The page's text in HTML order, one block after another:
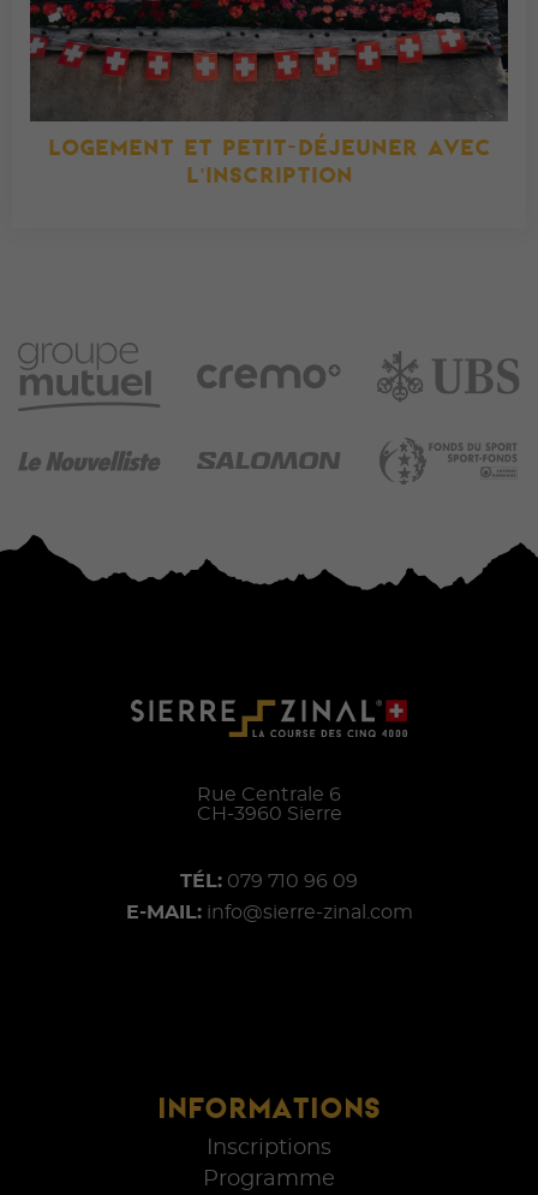
LOGEMENT ET PETIT-DÉJEUNER AVEC
L'INSCRIPTION
INFORMATIONS
Inscriptions
Programme
Rue Centrale 6
CH-3960 Sierre
TÉL: 079 710 96 09
E-MAIL: info@sierre-zinal.com